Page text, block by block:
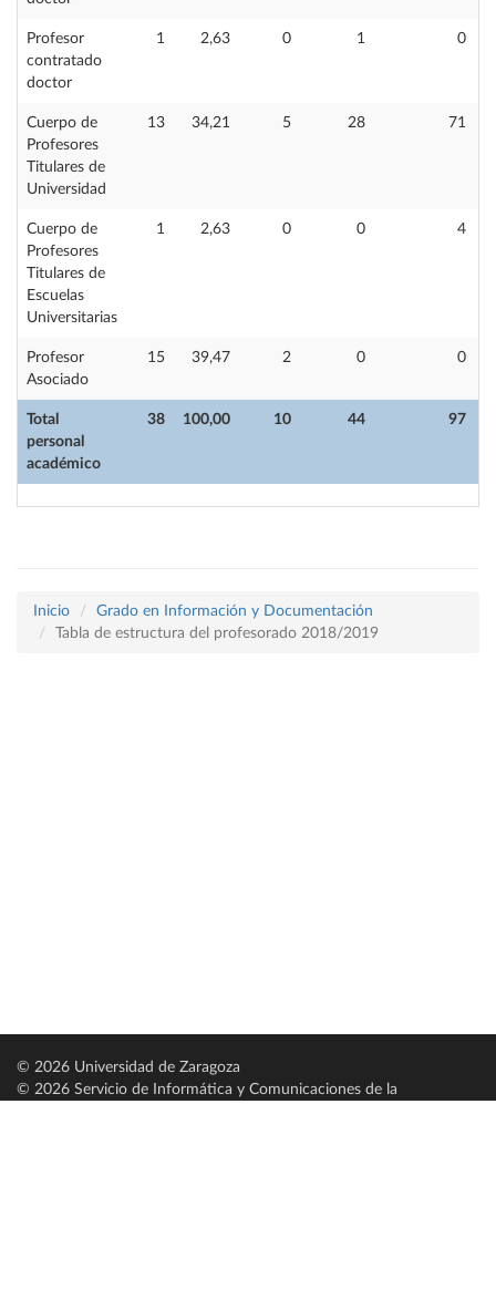
Total
personal
académico
38 100,00 10 44 97
Profesor
contratado
doctor
1 2,63 0 1 0
Cuerpo de
Profesores
Titulares de
Universidad
13 34,21 5 28 71
Cuerpo de
Profesores
Titulares de
Escuelas
Universitarias
1 2,63 0 0 4
Profesor
Asociado
15 39,47 2 0 0
Inicio
Grado en Información y Documentación
Tabla de estructura del profesorado 2018/2019
© 2026 Universidad de Zaragoza
© 2026 Servicio de Informática y Comunicaciones de la